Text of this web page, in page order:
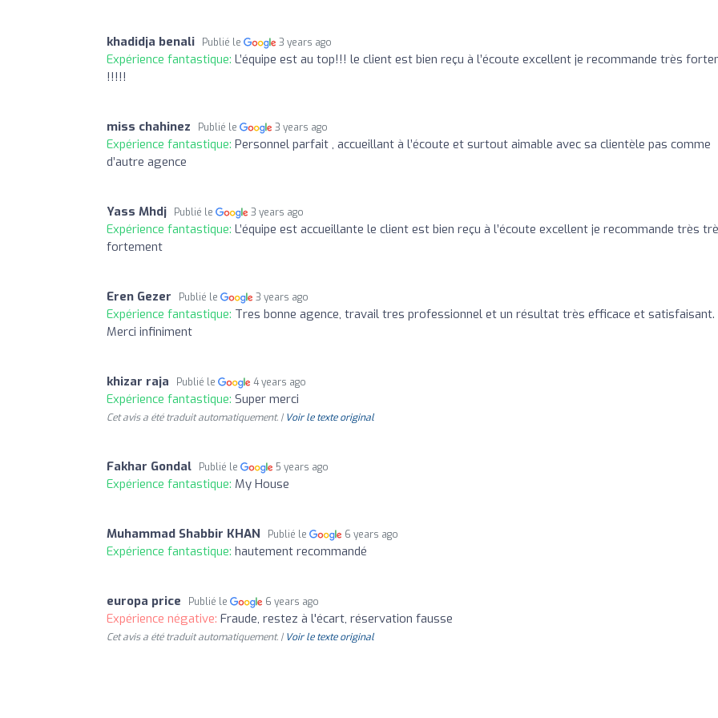
khadidja benali Publié le 3 years ago
Expérience fantastique: L’équipe est au top!!! le client est bien reçu à l’écoute excellent je recommande très
!!!!!
miss chahinez Publié le 3 years ago
Expérience fantastique: Personnel parfait , accueillant à l’écoute et surtout aimable avec sa clientèle pas comme
d’autre agence
Yass Mhdj Publié le 3 years ago
Expérience fantastique: L’équipe est accueillante le client est bien reçu à l’écoute excellent je recommande très
fortement
Eren Gezer Publié le 3 years ago
Expérience fantastique: Tres bonne agence, travail tres professionnel et un résultat très efficace et satisfaisant.
Merci infiniment
khizar raja Publié le 4 years ago
Expérience fantastique: Super merci
Cet avis a été traduit automatiquement. | Voir le texte original
Fakhar Gondal Publié le 5 years ago
Expérience fantastique: My House
Muhammad Shabbir KHAN Publié le 6 years ago
Expérience fantastique: hautement recommandé
europa price Publié le 6 years ago
Expérience négative: Fraude, restez à l'écart, réservation fausse
Cet avis a été traduit automatiquement. | Voir le texte original